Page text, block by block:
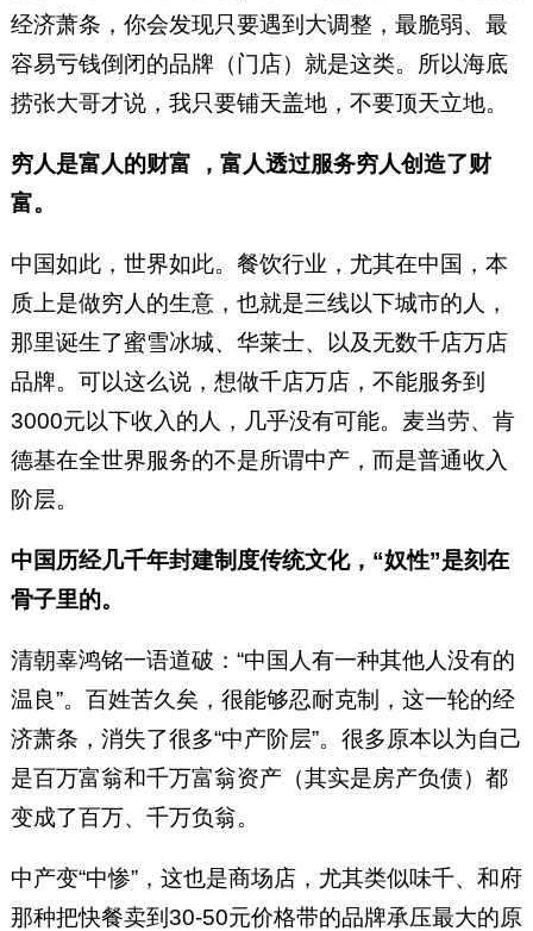
经济萧条，你会发现只要遇到大调整，最脆弱、最
容易亏钱倒闭的品牌（门店）就是这类。所以海底
捞张大哥才说，我只要铺天盖地，不要顶天立地。
穷人是富人的财富 ，富人透过服务穷人创造了财
富。
中国如此，世界如此。餐饮行业，尤其在中国，本
质上是做穷人的生意，也就是三线以下城市的人，
那里诞生了蜜雪冰城、华莱士、以及无数千店万店
品牌。可以这么说，想做千店万店，不能服务到
3000元以下收入的人，几乎没有可能。麦当劳、肯
德基在全世界服务的不是所谓中产，而是普通收入
阶层。
中国历经几千年封建制度传统文化，“奴性”是刻在
骨子里的。
清朝辜鸿铭一语道破：“中国人有一种其他人没有的
温良”。百姓苦久矣，很能够忍耐克制，这一轮的经
济萧条，消失了很多“中产阶层”。很多原本以为自己
是百万富翁和千万富翁资产（其实是房产负债）都
变成了百万、千万负翁。
中产变“中惨”，这也是商场店，尤其类似味千、和府
那种把快餐卖到30-50元价格带的品牌承压最大的原